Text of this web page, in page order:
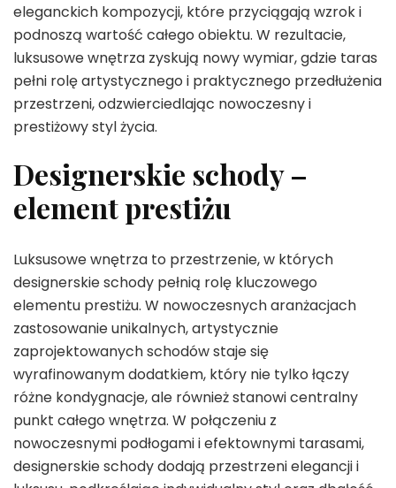
eleganckich kompozycji, które przyciągają wzrok i
podnoszą wartość całego obiektu. W rezultacie,
luksusowe wnętrza zyskują nowy wymiar, gdzie taras
pełni rolę artystycznego i praktycznego przedłużenia
przestrzeni, odzwierciedlając nowoczesny i
prestiżowy styl życia.
Designerskie schody –
element prestiżu
Luksusowe wnętrza to przestrzenie, w których
designerskie schody pełnią rolę kluczowego
elementu prestiżu. W nowoczesnych aranżacjach
zastosowanie unikalnych, artystycznie
zaprojektowanych schodów staje się
wyrafinowanym dodatkiem, który nie tylko łączy
różne kondygnacje, ale również stanowi centralny
punkt całego wnętrza. W połączeniu z
nowoczesnymi podłogami i efektownymi tarasami,
designerskie schody dodają przestrzeni elegancji i